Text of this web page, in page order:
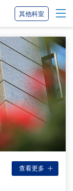
其他科室
查看更多